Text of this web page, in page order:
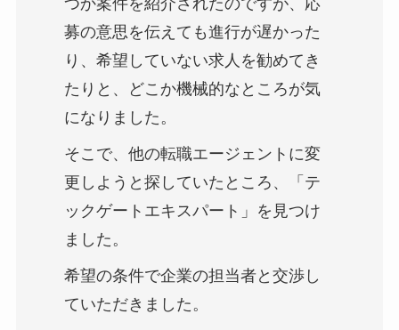
つか案件を紹介されたのですが、応
募の意思を伝えても進行が遅かった
り、希望していない求人を勧めてき
たりと、どこか機械的なところが気
になりました。
そこで、他の転職エージェントに変
更しようと探していたところ、「テ
ックゲートエキスパート」を見つけ
ました。
希望の条件で企業の担当者と交渉し
ていただきました。